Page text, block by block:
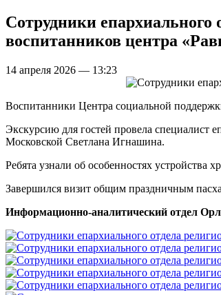
Сотрудники епархиального
воспитанников центра
14 апреля 2026 — 13:23
Воспитанники Центра социальной
Экскурсию для гостей провела специалист
Московской Светлана Игнашина.
Ребята узнали об особенностях
Завершился визит общим праздничным
Информационно-аналитический отдел